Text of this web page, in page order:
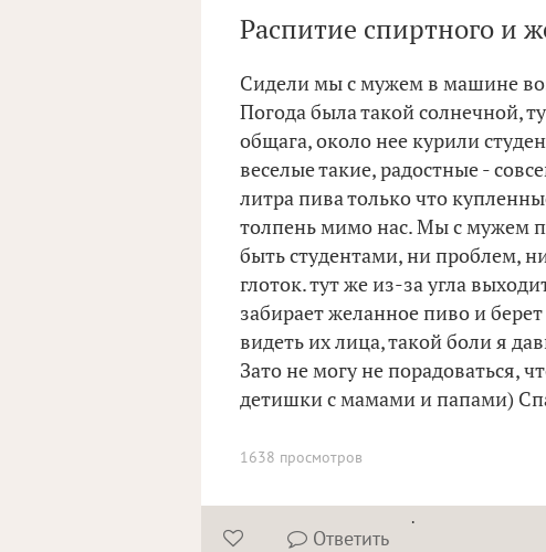
Распитие спиртного и
Сидели мы с мужем в машине
Погода была такой солнечной,
общага, около нее курили
веселые такие, радостные -
литра пива только что
толпень мимо нас. Мы с мужем
быть студентами, ни проблем,
глоток. тут же из-за угла
забирает желанное пиво и
видеть их лица, такой боли я
Зато не могу не порадоваться,
детишки с мамами и папами)
1638 просмотров
  Ответить
.